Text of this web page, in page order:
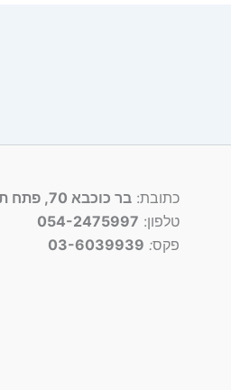
כתובת: בר כוכבא 70, פתח תקווה
טלפון: 054-2475997
פקס:
03-6039939